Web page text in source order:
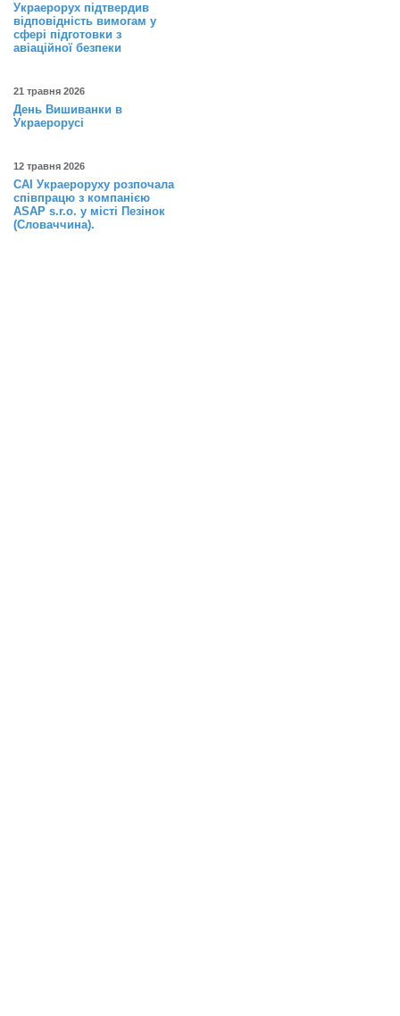
Украерорух підтвердив
відповідність вимогам у
сфері підготовки з
авіаційної безпеки
21 травня 2026
День Вишиванки в
Украерорусі
12 травня 2026
САІ Украероруху розпочала
співпрацю з компанією
ASAP s.r.o. у місті Пезінок
(Словаччина).